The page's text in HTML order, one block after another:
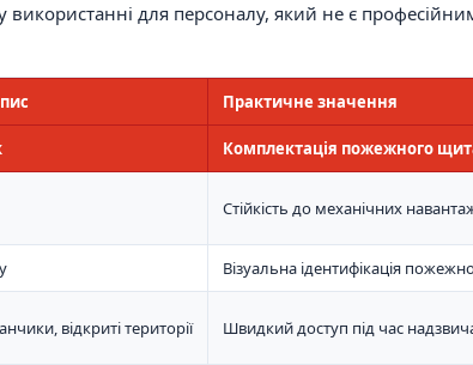
для персоналу, який не є
Практичне значення
Комплектація пожежного
Стійкість до механічних
Візуальна ідентифікація
відкриті території Швидкий доступ під час